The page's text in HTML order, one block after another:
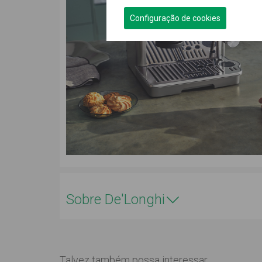
Sobre De'Longhi
Configuração de cookies